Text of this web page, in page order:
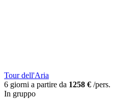
Tour dell'Aria
6 giorni a partire da 1258 € /pers.
In gruppo